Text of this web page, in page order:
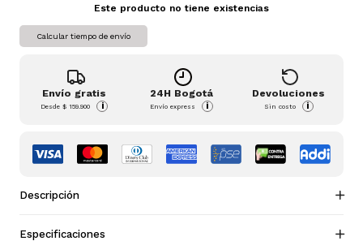
Este producto no tiene existencias
Calcular tiempo de envío
Envío gratis
Desde$ 159.900 i
24H Bogotá
Envío express i
Devoluciones
Sin costo i
Descripción
Especificaciones